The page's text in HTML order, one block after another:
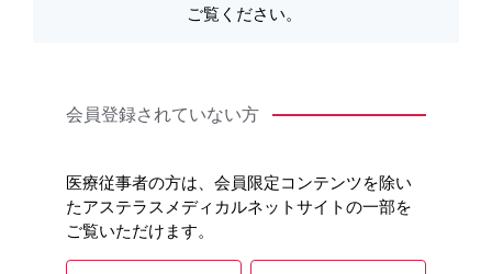
2025年7月に「骨粗鬆症の予防と治療ガイドライン」が10年
ベニティ（一般名：ロモソズマブ）のガイドラインにおけ
る位置づけとエビデンスをQ&A形式でご紹介します。
※イベニティの効能又は効果は「骨折の危険性の高い骨粗
ご覧ください。
会員登録されていない方
医療従事者の方は、会員限定コンテンツを除い
たアステラスメディカルネットサイトの一部を
ご覧いただけます。